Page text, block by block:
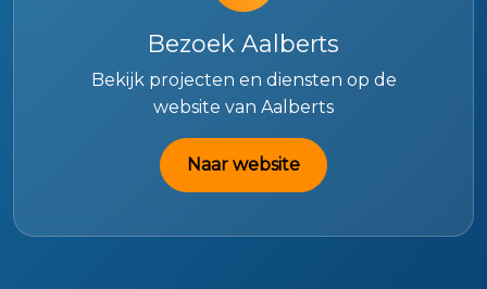
Bezoek Aalberts
Bekijk projecten en diensten op de
website van Aalberts
Naar website